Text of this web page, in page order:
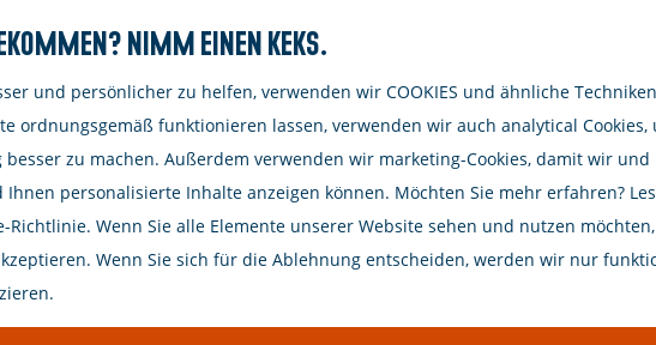
Nimm einen Keks.
und persönlicher zu helfen, verwenden wir COOKIES und ähnliche
ordnungsgemäß funktionieren lassen, verwenden wir auch analytical Cookies,
besser zu machen. Außerdem verwenden wir marketing-Cookies, damit wir
Ihnen personalisierte Inhalte anzeigen können. Möchten Sie mehr erfahren?
Richtlinie. Wenn Sie alle Elemente unserer Website sehen und nutzen
Wenn Sie sich für die Ablehnung entscheiden, werden wir nur
Sie das wohlhabende Zierikzee